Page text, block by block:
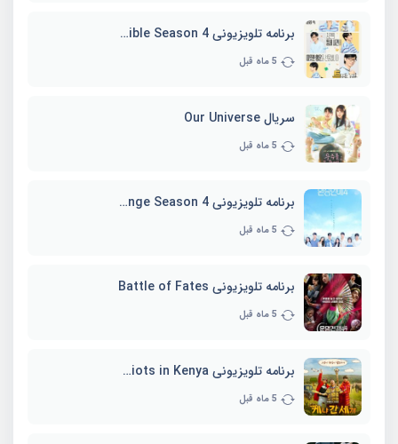
برنامه تلویزیونی Whenever Possible Season 4
5 ماه قبل
سریال Our Universe
5 ماه قبل
برنامه تلویزیونی EXchange Season 4
5 ماه قبل
برنامه تلویزیونی Battle of Fates
5 ماه قبل
برنامه تلویزیونی Three Idiots in Kenya
5 ماه قبل